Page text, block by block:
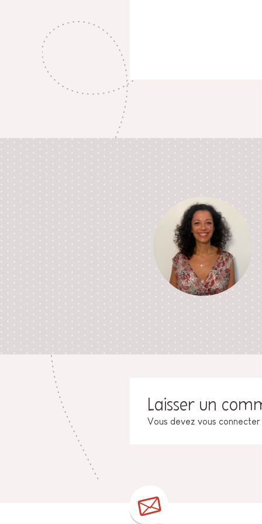
Laisser un
Vous devez vous connecter